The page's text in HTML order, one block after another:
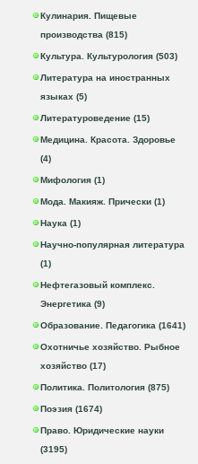
Кулинария. Пищевые
производства (815)
Культура. Культурология (503)
Литература на иностранных
языках (5)
Литературоведение (15)
Медицина. Красота. Здоровье
(4)
Мифология (1)
Мода. Макияж. Прически (1)
Наука (1)
Научно-популярная литература
(1)
Нефтегазовый комплекс.
Энергетика (9)
Образование. Педагогика (1641)
Охотничье хозяйство. Рыбное
хозяйство (17)
Политика. Политология (875)
Поэзия (1674)
Право. Юридические науки
(3195)